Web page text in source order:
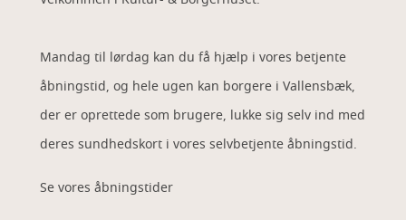
Mandag til lørdag kan du få hjælp i vores betjente
åbningstid, og hele ugen kan borgere i Vallensbæk,
der er oprettede som brugere, lukke sig selv ind med
deres sundhedskort i vores selvbetjente åbningstid.
Se vores åbningstider